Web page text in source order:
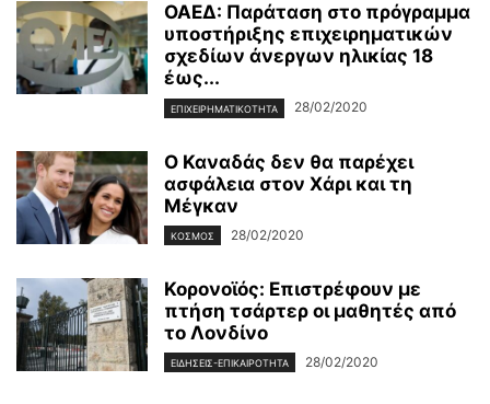
ΟΑΕΔ: Παράταση στο πρόγραμμα
υποστήριξης επιχειρηματικών
σχεδίων άνεργων ηλικίας 18
έως...
ΕΠΙΧΕΙΡΗΜΑΤΙΚΌΤΗΤΑ 28/02/2020
Ο Καναδάς δεν θα παρέχει
ασφάλεια στον Χάρι και τη
Μέγκαν
ΚΌΣΜΟΣ 28/02/2020
Κορονοϊός: Επιστρέφουν με
πτήση τσάρτερ οι μαθητές από
το Λονδίνο
ΕΙΔΉΣΕΙΣ-ΕΠΙΚΑΙΡΌΤΗΤΑ 28/02/2020